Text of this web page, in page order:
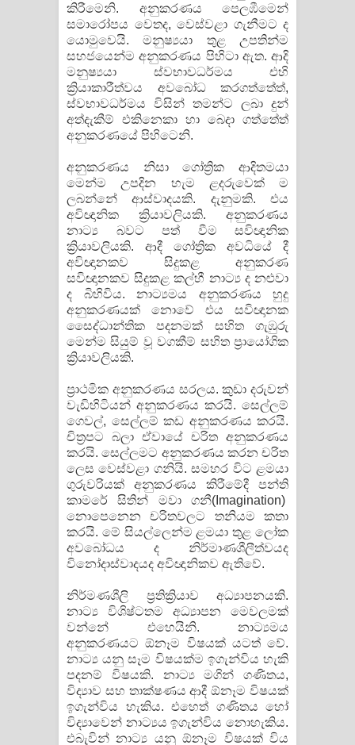
කිරීමෙනි. අනුකරණය පෙලඹීමෙන්
සමාරෝපය වෙතද, වෙස්වළා ගැනීමට ද
යොමුවෙයි. මනුෂ්‍යයා තුළ උපතින්ම
සහජයෙන්ම අනුකරණය පිහිටා ඇත. ආදි
මනුෂ්‍යයා ස්වභාවධර්මය එහි
ක්‍රියාකාරීත්වය අවබෝධ කරගත්තේත්,
ස්වභාවධර්මය විසින් තමන්ට ලබා දුන්
අත්දැකීම් එකිනෙකා හා බෙදා ගත්තේත්
අනුකරණයේ පිහිටෙනි.
අනුකරණය නිසා ගෝත්‍රික ආදිතමයා
මෙන්ම උපදින හැම ළදරුවෙක් ම
ලබන්නේ ආස්වාදයකි. දැනුමකි. එය
අවිඥානික ක්‍රියාවලියකි. අනුකරණය
නාට්‍ය බවට පත් වීම සවිඥානික
ක්‍රියාවලියකි. ‍ආදී ගෝත්‍රික අවධියේ දී
අවිඥානකව සිදුකළ අනුකරණ
සවිඥානකව සිදුකළ කල්හී නාට්‍ය ද නළුවා
ද බිහිවිය. නාට්‍යමය අනුකරණය හුදු
අනුකරණයක් නොවේ එය සවිඥානක
සෛද්ධාන්තික පදනමක් සහිත ගැඹුරු
මෙන්ම සියුම් වූ වගකීම් සහිත ප්‍රායෝගික
ක්‍රියාවලියකි.
ප්‍රාථමික අනුකරණය සරලය. කුඩා දරුවන්
වැඩිහිටියන් අනුකරණය කරයි. සෙල්ලම්
ගෙවල්, සෙල්ලම් කඩ අනුකරණය කරයි.
චිත්‍රපට බලා ඒවායේ චරිත අනුකරණය
කරයි. සෙල්ලමට අනුකරණය කරන චරිත
ලෙස වෙස්වළා ගනියි. සමහර විට ළමයා
ගුරුවරියක් අනුකරණය කිරීමේදී පන්ති
කාමරේ සිතින් මවා ගනී(Imagination)
නොපෙනෙන චරිතවලට තනියම කතා
කරයි. මේ සියල්ලෙන්ම ළමයා තුළ ලෝක
අවබෝධය ද නිර්මාණශීලීත්වයද
විනෝදාස්වාදයද අවිඥානිකව ඇතිවේ.
නිර්මණශීලි ප්‍රතික්‍රියාව අධ්‍යාපනයකි.
නාට්‍ය විශිෂ්ටතම අධ්‍යාපන මෙවලමක්
වන්නේ එහෙයිනි. නාට්‍යමය
අනුකරණයට ඕනෑම විෂයක් යටත් වේ.
නාට්‍ය යනු සෑම විෂයක්ම ඉගැන්විය හැකි
පදනම් විෂයකි. නාට්‍ය මගින් ගණිතය,
විද්‍යාව සහ තාක්ෂණය ආදී ඕනෑම විෂයක්
ඉගැන්විය හැකිය. එහෙත් ගණිතය හෝ
විද්‍යාවෙන් නාට්‍යය ඉගැන්විය නොහැකිය.
එබැවින් නාට්‍ය යනු ඕනෑම විෂයක් විය